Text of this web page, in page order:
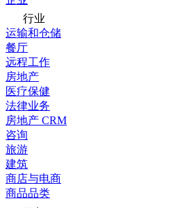
行业
运输和仓储
餐厅
远程工作
房地产
医疗保健
法律业务
房地产 CRM
咨询
旅游
建筑
商店与电商
商品品类